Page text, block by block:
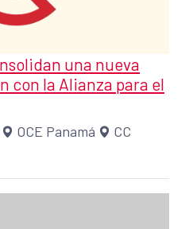
una nueva
con la Alianza para el
OCE Panamá
CC